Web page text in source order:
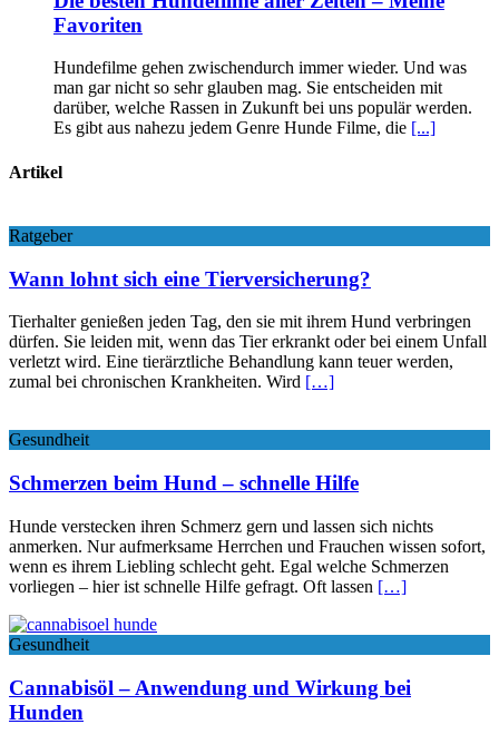
Favoriten
Hundefilme gehen zwischendurch immer wieder. Und was
man gar nicht so sehr glauben mag. Sie entscheiden mit
darüber, welche Rassen in Zukunft bei uns populär werden.
Es gibt aus nahezu jedem Genre Hunde Filme, die [...]
Artikel
Ratgeber
Wann lohnt sich eine Tierversicherung?
Tierhalter genießen jeden Tag, den sie mit ihrem Hund verbringen
dürfen. Sie leiden mit, wenn das Tier erkrankt oder bei einem Unfall
verletzt wird. Eine tierärztliche Behandlung kann teuer werden,
zumal bei chronischen Krankheiten. Wird […]
Gesundheit
Schmerzen beim Hund – schnelle Hilfe
Hunde verstecken ihren Schmerz gern und lassen sich nichts
anmerken. Nur aufmerksame Herrchen und Frauchen wissen sofort,
wenn es ihrem Liebling schlecht geht. Egal welche Schmerzen
vorliegen – hier ist schnelle Hilfe gefragt. Oft lassen […]
Gesundheit
Cannabisöl – Anwendung und Wirkung bei
Hunden